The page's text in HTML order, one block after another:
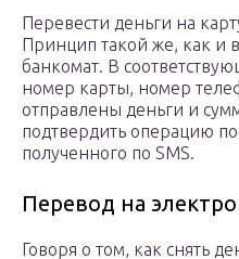
Перевести деньги на
Принцип такой же, как и
банкомат. В
номер карты, номер
отправлены деньги и
подтвердить операцию
полученного по SMS.
Перевод на
Говоря о том, как снять